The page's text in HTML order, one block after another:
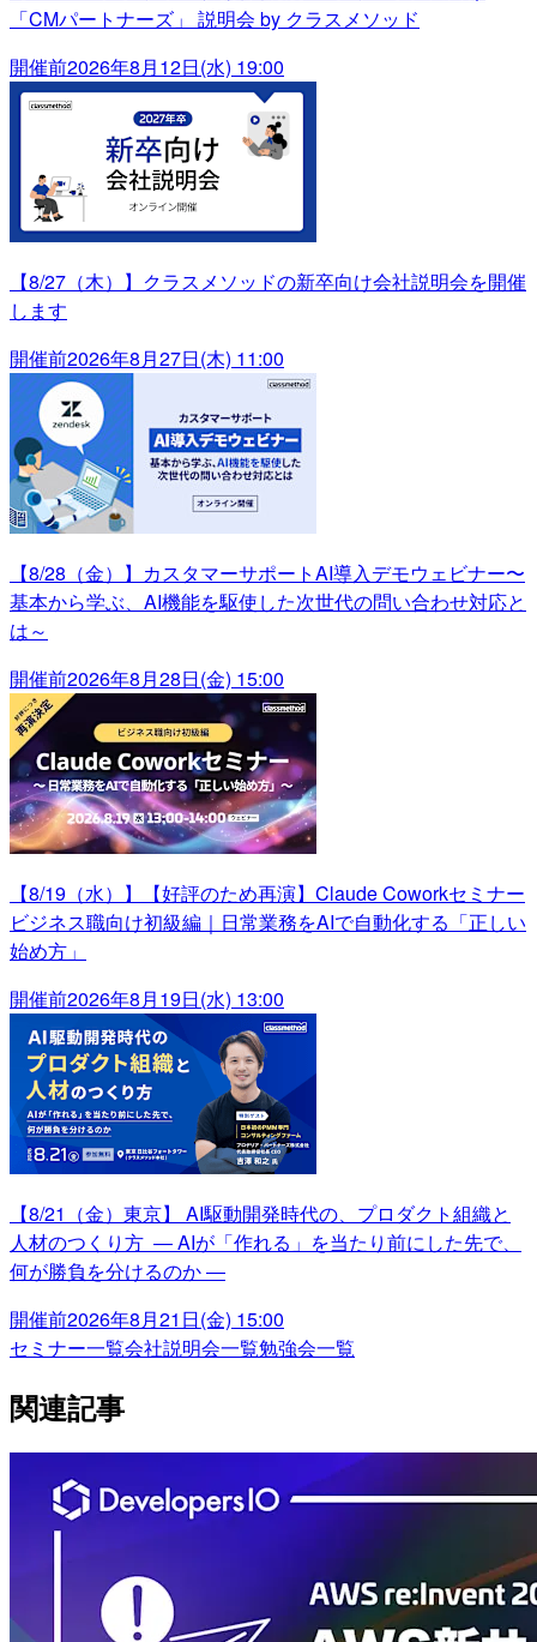
「CMパートナーズ」 説明会 by クラスメソッド
開催前2026年8月12日(水) 19:00
【8/27（木）】クラスメソッドの新卒向け会社説明会を開催
します
開催前2026年8月27日(木) 11:00
【8/28（金）】カスタマーサポートAI導入デモウェビナー〜
基本から学ぶ、AI機能を駆使した次世代の問い合わせ対応と
は～
開催前2026年8月28日(金) 15:00
【8/19（水）】【好評のため再演】Claude Coworkセミナー
ビジネス職向け初級編｜日常業務をAIで自動化する「正しい
始め方」
開催前2026年8月19日(水) 13:00
【8/21（金）東京】 AI駆動開発時代の、プロダクト組織と
人材のつくり方 ― AIが「作れる」を当たり前にした先で、
何が勝負を分けるのか ―
開催前2026年8月21日(金) 15:00
セミナー一覧会社説明会一覧勉強会一覧
関連記事